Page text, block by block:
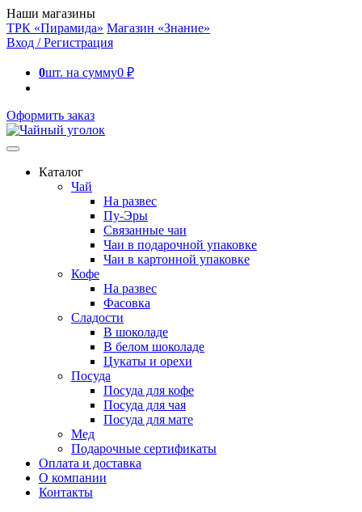
Наши магазины
ТРК «Пирамида» Магазин «Знание»
Вход / Регистрация
0шт. на сумму0 ₽
Оформить заказ
Каталог
Чай
На развес
Пу-Эры
Связанные чаи
Чаи в подарочной упаковке
Чаи в картонной упаковке
Кофе
На развес
Фасовка
Сладости
В шоколаде
В белом шоколаде
Цукаты и орехи
Посуда
Посуда для кофе
Посуда для чая
Посуда для мате
Мед
Подарочные сертификаты
Оплата и доставка
О компании
Контакты